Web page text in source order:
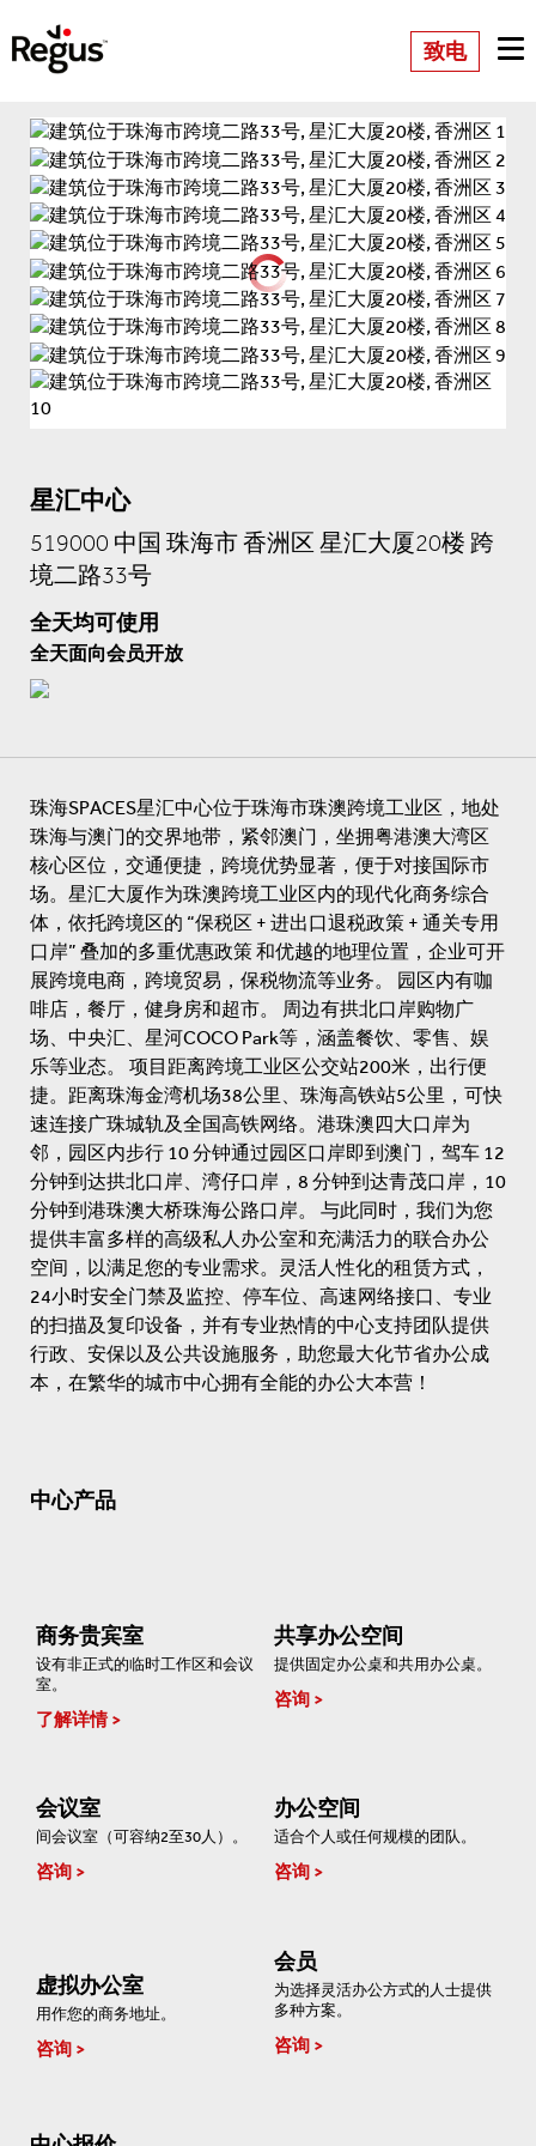
致电
星汇中心
519000 中国 珠海市 香洲区 星汇大厦20楼 跨
境二路33号
全天均可使用
全天面向会员开放
珠海SPACES星汇中心位于珠海市珠澳跨境工业区，地处
珠海与澳门的交界地带，紧邻澳门，坐拥粤港澳大湾区
核心区位，交通便捷，跨境优势显著，便于对接国际市
场。星汇大厦作为珠澳跨境工业区内的现代化商务综合
体，依托跨境区的 “保税区 + 进出口退税政策 + 通关专用
口岸” 叠加的多重优惠政策 和优越的地理位置，企业可开
展跨境电商，跨境贸易，保税物流等业务。 园区内有咖
啡店，餐厅，健身房和超市。 周边有拱北口岸购物广
场、中央汇、星河COCO Park等，涵盖餐饮、零售、娱
乐等业态。 项目距离跨境工业区公交站200米，出行便
捷。距离珠海金湾机场38公里、珠海高铁站5公里，可快
速连接广珠城轨及全国高铁网络。港珠澳四大口岸为
邻，园区内步行 10 分钟通过园区口岸即到澳门，驾车 12
分钟到达拱北口岸、湾仔口岸，8 分钟到达青茂口岸，10
分钟到港珠澳大桥珠海公路口岸。 与此同时，我们为您
提供丰富多样的高级私人办公室和充满活力的联合办公
空间，以满足您的专业需求。灵活人性化的租赁方式，
24小时安全门禁及监控、停车位、高速网络接口、专业
的扫描及复印设备，并有专业热情的中心⽀持团队提供
行政、安保以及公共设施服务，助您最大化节省办公成
本，在繁华的城市中心拥有全能的办公大本营！
中心产品
商务贵宾室
设有非正式的临时工作区和会议
室。
了解详情
共享办公空间
提供固定办公桌和共用办公桌。
咨询
会议室
间会议室（可容纳2至30人）。
咨询
办公空间
适合个人或任何规模的团队。
咨询
虚拟办公室
用作您的商务地址。
咨询
会员
为选择灵活办公方式的人士提供
多种方案。
咨询